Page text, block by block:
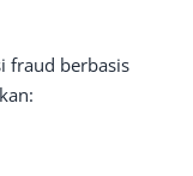
fraud berbasis